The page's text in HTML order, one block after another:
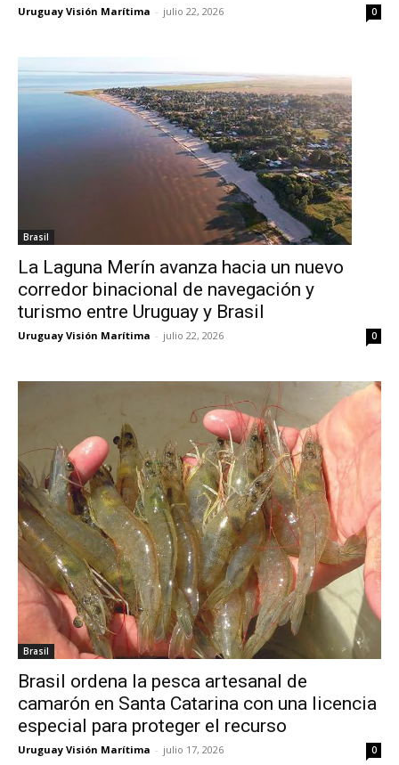
Uruguay Visión Marítima - julio 22, 2026 0
Brasil
La Laguna Merín avanza hacia un nuevo
corredor binacional de navegación y
turismo entre Uruguay y Brasil
Uruguay Visión Marítima - julio 22, 2026 0
Brasil
Brasil ordena la pesca artesanal de
camarón en Santa Catarina con una licencia
especial para proteger el recurso
Uruguay Visión Marítima - julio 17, 2026 0